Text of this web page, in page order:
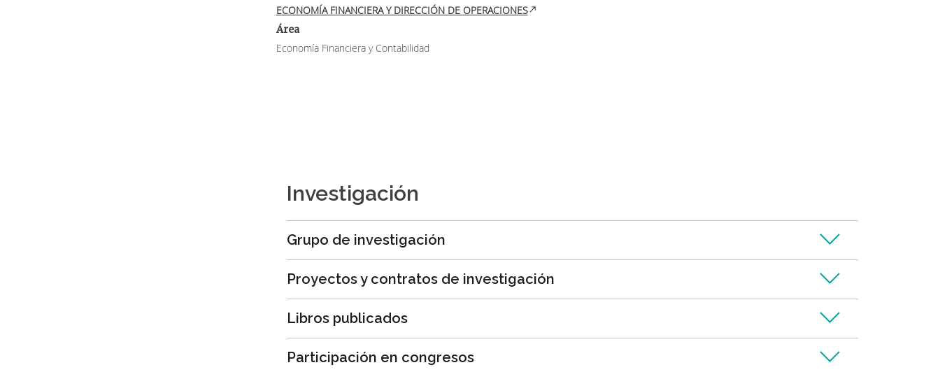
ECONOMÍA FINANCIERA Y DIRECCIÓN DE OPERACIONES
Área
Economía Financiera y Contabilidad
Investigación
Grupo de investigación
Proyectos y contratos de investigación
Libros publicados
Participación en congresos